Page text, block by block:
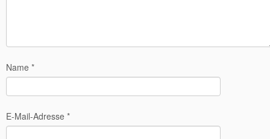
Name *
E-Mail-Adresse *